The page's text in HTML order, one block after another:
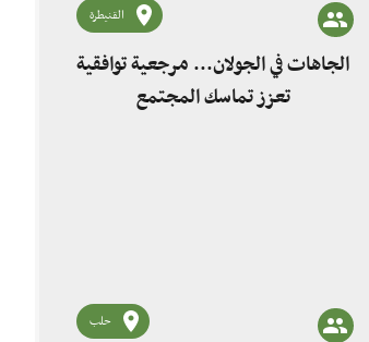
القنيطرة
الجاهات في الجولان... مرجعية توافقية
تعزز تماسك المجتمع
حلب